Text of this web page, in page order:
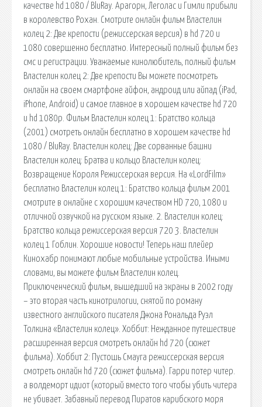
качестве hd 1080 / BluRay. Арагорн, Леголас и Гимли прибыли
в королевство Рохан. Смотрите онлайн фильм Властелин
колец 2: Две крепости (режиссерская версия) в hd 720 и
1080 совершенно бесплатно. Интересный полный фильм без
смс и регистрации. Уважаемые кинолюбитель, полный фильм
Властелин колец 2: Две крепости Вы можете посмотреть
онлайн на своем смартфоне айфон, андроид или айпад (iPad,
iPhone, Android) и самое главное в хорошем качестве hd 720
и hd 1080p. Фильм Властелин колец 1: Братство кольца
(2001) смотреть онлайн бесплатно в хорошем качестве hd
1080 / BluRay. Властелин колец: Две сорванные башни
Властелин колец: Братва и кольцо Властелин колец:
Возвращение Короля Режиссерская версия. На «LordFilm»
бесплатно Властелин колец 1: Братство кольца фильм 2001
смотрите в онлайне с хорошим качеством HD 720, 1080 и
отличной озвучкой на русском языке. 2. Властелин колец:
Братство кольца режиссерская версия 720 3. Властелин
колец 1 Гоблин. Хорошие новости! Теперь наш плейер
Кинохабр понимают любые мобильные устройства. Иными
словами, вы можете фильм Властелин колец.
Приключенческий фильм, вышедший на экраны в 2002 году
– это вторая часть кинотрилогии, снятой по роману
известного английского писателя Джона Рональда Руэл
Толкина «Властелин колец». Хоббит: Нежданное путешествие
расширенная версия смотреть онлайн hd 720 (сюжет
фильма). Хоббит 2: Пустошь Смауга режиссерская версия
смотреть онлайн hd 720 (сюжет фильма). Гарри потер читер.
а волдеморт идиот (который вместо того чтобы убить читера
не убивает. Забавный перевод Пиратов карибского моря